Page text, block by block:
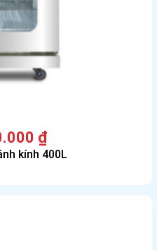
kính 400L
₫